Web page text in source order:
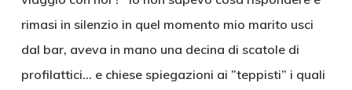
rimasi in silenzio in quel momento mio marito usci
dal bar, aveva in mano una decina di scatole di
profilattici… e chiese spiegazioni ai ”teppisti” i quali